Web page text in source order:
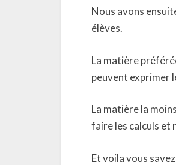
Nous avons
élèves.
La matière
peuvent exprimer
La matière la
faire les calculs et
Et voila vous